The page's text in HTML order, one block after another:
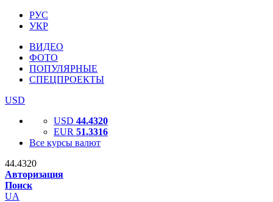
РУС
УКР
ВИДЕО
ФОТО
ПОПУЛЯРНЫЕ
СПЕЦПРОЕКТЫ
USD
USD 44.4320
EUR 51.3316
Все курсы валют
44.4320
Авторизация
Поиск
UA